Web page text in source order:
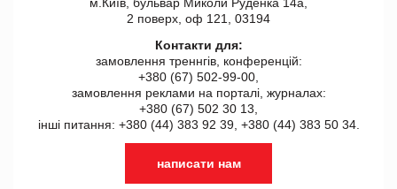
2 поверх, оф 121, 03194
Контакти для:
замовлення треннгів, конференцій:
+380 (67) 502-99-00,
замовлення реклами на порталі, журналах:
+380 (67) 502 30 13,
інші питання: +380 (44) 383 92 39, +380 (44) 383 50 34.
написати нам